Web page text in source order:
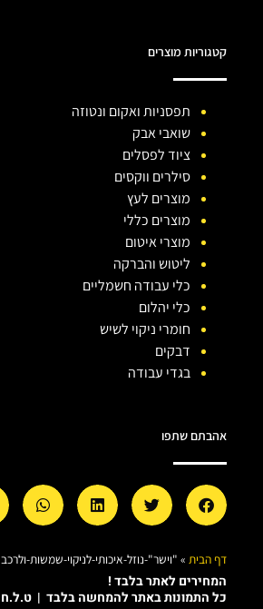
קטגוריות מוצרים
תפסניות ואקום ונטוזה
שואבי אבק
ציוד לפסלים
סילרים ווקסים
מוצרים לעץ
מוצרים כללי
מוצרי איטום
ליטוש והברקה
כלי עבודה חשמליים
כלי יהלום
חומרי ניקוי לשיש
דבקים
בגדי עבודה
אהבתם שתפו
דף הבית » "וישר"-נוזל-איכותי-לניקוי-שמשות-ולרכב
המחירים לאתר בלבד !
כל התמונות באתר להמחשה בלבד | ט.ל.ח